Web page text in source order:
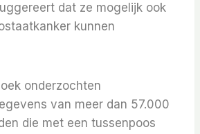
dat ze mogelijk ook
kunnen
onderzochten
van meer dan 57.000
die met een tussenpoos